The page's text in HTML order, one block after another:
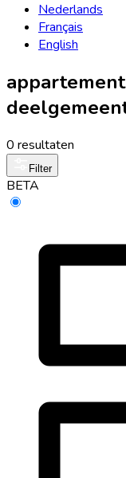
Nederlands
Français
English
0 resultaten
Filter
BETA